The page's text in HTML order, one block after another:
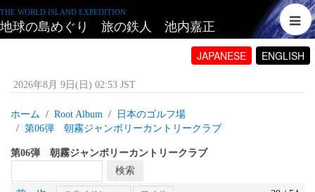
THE WORLD ISLAND EXPEDITION
地球の島めぐり 旅の鉄人 池内嘉正
JAPANESE ENGLISH
2026年8月 9日(日) 02:53 JST
ホーム Root Album
日本のゴルフ場
第06弾 朝霧ジャンボリーカントリークラブ
第06弾 朝霧ジャンボリーカントリークラブ